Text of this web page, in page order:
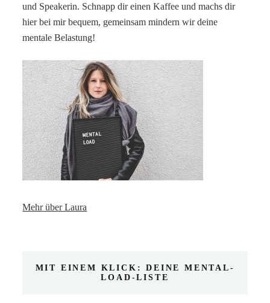
und Speakerin. Schnapp dir einen Kaffee und machs dir
hier bei mir bequem, gemeinsam mindern wir deine
mentale Belastung!
Mehr über Laura
MIT EINEM KLICK: DEINE MENTAL-
LOAD-LISTE